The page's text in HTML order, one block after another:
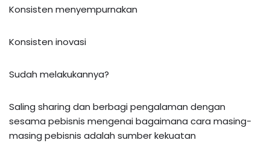
Konsisten menyempurnakan
Konsisten inovasi
Sudah melakukannya?
Saling sharing dan berbagi pengalaman dengan
sesama pebisnis mengenai bagaimana cara masing-
masing pebisnis adalah sumber kekuatan